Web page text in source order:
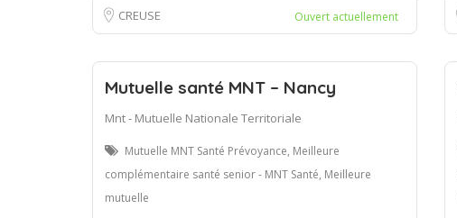
CREUSE Ouvert actuellement
Mutuelle santé MNT – Nancy
Mnt - Mutuelle Nationale Territoriale
Mutuelle MNT Santé Prévoyance, Meilleure
complémentaire santé senior - MNT Santé, Meilleure
mutuelle